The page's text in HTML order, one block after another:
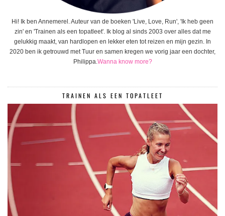
Hi! Ik ben Annemerel. Auteur van de boeken 'Live, Love, Run', 'Ik heb geen
zin' en 'Trainen als een topatleet'. Ik blog al sinds 2003 over alles dat me
gelukkig maakt, van hardlopen en lekker eten tot reizen en mijn gezin. In
2020 ben ik getrouwd met Tuur en samen kregen we vorig jaar een dochter,
Philippa.Wanna know more?
TRAINEN ALS EEN TOPATLEET